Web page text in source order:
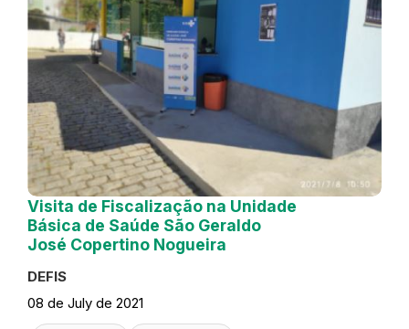
Visita de Fiscalização na Unidade
Básica de Saúde São Geraldo
José Copertino Nogueira
DEFIS
08 de July de 2021